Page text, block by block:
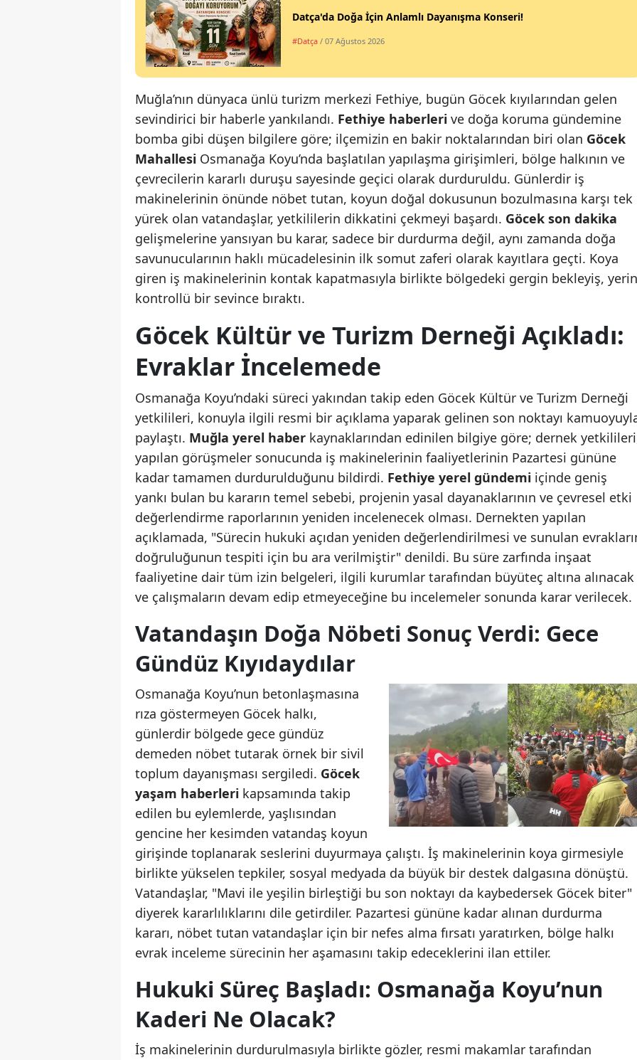
Datça'da Doğa İçin Anlamlı Dayanışma Konseri!
#Datça / 07 Ağustos 2026
Muğla’nın dünyaca ünlü turizm merkezi Fethiye, bugün Göcek kıyılarından gelen
sevindirici bir haberle yankılandı. Fethiye haberleri ve doğa koruma gündemine
bomba gibi düşen bilgilere göre; ilçemizin en bakir noktalarından biri olan Göcek
Mahallesi Osmanağa Koyu’nda başlatılan yapılaşma girişimleri, bölge halkının ve
çevrecilerin kararlı duruşu sayesinde geçici olarak durduruldu. Günlerdir iş
makinelerinin önünde nöbet tutan, koyun doğal dokusunun bozulmasına karşı tek
yürek olan vatandaşlar, yetkililerin dikkatini çekmeyi başardı. Göcek son dakika
gelişmelerine yansıyan bu karar, sadece bir durdurma değil, aynı zamanda doğa
savunucularının haklı mücadelesinin ilk somut zaferi olarak kayıtlara geçti. Koya
giren iş makinelerinin kontak kapatmasıyla birlikte bölgedeki gergin bekleyiş,
kontrollü bir sevince bıraktı.
Göcek Kültür ve Turizm Derneği Açıkladı:
Evraklar İncelemede
Osmanağa Koyu’ndaki süreci yakından takip eden Göcek Kültür ve Turizm Derneği
yetkilileri, konuyla ilgili resmi bir açıklama yaparak gelinen son noktayı
paylaştı. Muğla yerel haber kaynaklarından edinilen bilgiye göre; dernek
yapılan görüşmeler sonucunda iş makinelerinin faaliyetlerinin Pazartesi gününe
kadar tamamen durdurulduğunu bildirdi. Fethiye yerel gündemi içinde geniş
yankı bulan bu kararın temel sebebi, projenin yasal dayanaklarının ve çevresel etki
değerlendirme raporlarının yeniden incelenecek olması. Dernekten yapılan
açıklamada, "Sürecin hukuki açıdan yeniden değerlendirilmesi ve sunulan
doğruluğunun tespiti için bu ara verilmiştir" denildi. Bu süre zarfında inşaat
faaliyetine dair tüm izin belgeleri, ilgili kurumlar tarafından büyüteç altına alınacak
ve çalışmaların devam edip etmeyeceğine bu incelemeler sonunda karar verilecek.
Vatandaşın Doğa Nöbeti Sonuç Verdi: Gece
Gündüz Kıyıdaydılar
Osmanağa Koyu’nun betonlaşmasına
rıza göstermeyen Göcek halkı,
günlerdir bölgede gece gündüz
demeden nöbet tutarak örnek bir sivil
toplum dayanışması sergiledi. Göcek
yaşam haberleri kapsamında takip
edilen bu eylemlerde, yaşlısından
gencine her kesimden vatandaş koyun
girişinde toplanarak seslerini duyurmaya çalıştı. İş makinelerinin koya girmesiyle
birlikte yükselen tepkiler, sosyal medyada da büyük bir destek dalgasına dönüştü.
Vatandaşlar, "Mavi ile yeşilin birleştiği bu son noktayı da kaybedersek Göcek biter"
diyerek kararlılıklarını dile getirdiler. Pazartesi gününe kadar alınan durdurma
kararı, nöbet tutan vatandaşlar için bir nefes alma fırsatı yaratırken, bölge halkı
evrak inceleme sürecinin her aşamasını takip edeceklerini ilan ettiler.
Hukuki Süreç Başladı: Osmanağa Koyu’nun
Kaderi Ne Olacak?
İş makinelerinin durdurulmasıyla birlikte gözler, resmi makamlar tarafından